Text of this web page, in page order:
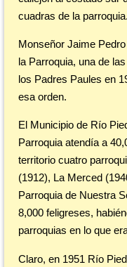
cuadras de la
Monseñor Jaime
la Parroquia, una de
los Padres Paules en
esa orden.
El Municipio de Río
Parroquia atendía a
territorio cuatro
(1912), La Merced
Parroquia de Nuestra
8,000 feligreses,
parroquias en lo que
Claro, en 1951 Río